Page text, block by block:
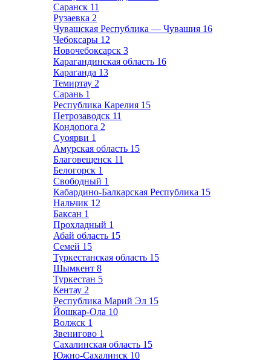
Саранск 11
Рузаевка 2
Чувашская Республика — Чувашия 16
Чебоксары 12
Новочебоксарск 3
Карагандинская область 16
Караганда 13
Темиртау 2
Сарань 1
Республика Карелия 15
Петрозаводск 11
Кондопога 2
Суоярви 1
Амурская область 15
Благовещенск 11
Белогорск 1
Свободный 1
Кабардино-Балкарская Республика 15
Нальчик 12
Баксан 1
Прохладный 1
Абай область 15
Семей 15
Туркестанская область 15
Шымкент 8
Туркестан 5
Кентау 2
Республика Марий Эл 15
Йошкар-Ола 10
Волжск 1
Звенигово 1
Сахалинская область 15
Южно-Сахалинск 10